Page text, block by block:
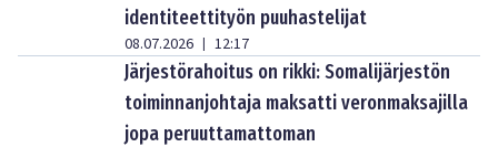
identiteettityön puuhastelijat
08.07.2026 | 12:17
Järjestörahoitus on rikki: Somalijärjestön
toiminnanjohtaja maksatti veronmaksajilla
jopa peruuttamattoman